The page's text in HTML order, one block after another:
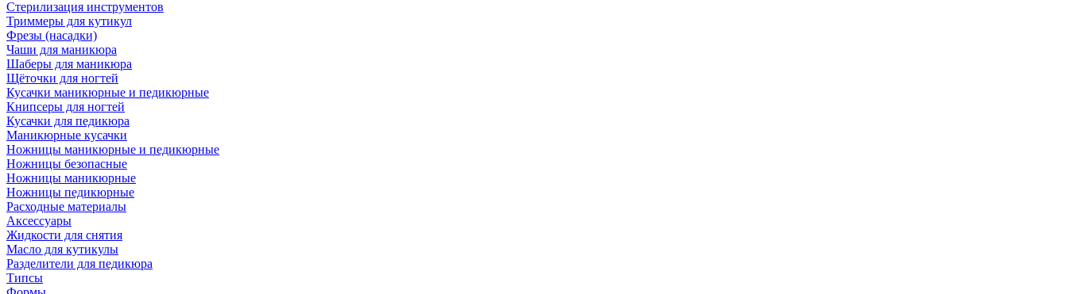
Стерилизация инструментов
Триммеры для кутикул
Фрезы (насадки)
Чаши для маникюра
Шаберы для маникюра
Щёточки для ногтей
Кусачки маникюрные и педикюрные
Книпсеры для ногтей
Кусачки для педикюра
Маникюрные кусачки
Ножницы маникюрные и педикюрные
Ножницы безопасные
Ножницы маникюрные
Ножницы педикюрные
Расходные материалы
Аксессуары
Жидкости для снятия
Масло для кутикулы
Разделители для педикюра
Типсы